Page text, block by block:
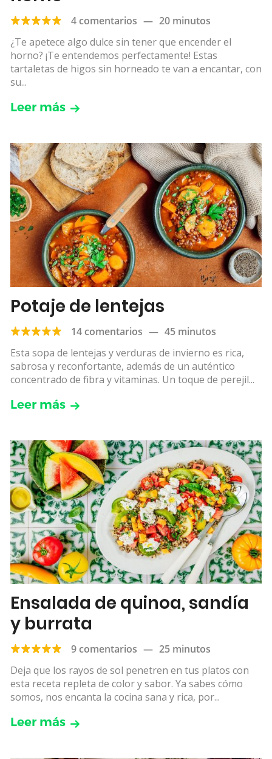
4 comentarios — 20 minutos
¿Te apetece algo dulce sin tener que encender el
horno? ¡Te entendemos perfectamente! Estas
tartaletas de higos sin horneado te van a encantar, con
su...
Leer más
Potaje de lentejas
14 comentarios — 45 minutos
Esta sopa de lentejas y verduras de invierno es rica,
sabrosa y reconfortante, además de un auténtico
concentrado de fibra y vitaminas. Un toque de perejil...
Leer más
Ensalada de quinoa, sandía
y burrata
9 comentarios — 25 minutos
Deja que los rayos de sol penetren en tus platos con
esta receta repleta de color y sabor. Ya sabes cómo
somos, nos encanta la cocina sana y rica, por...
Leer más